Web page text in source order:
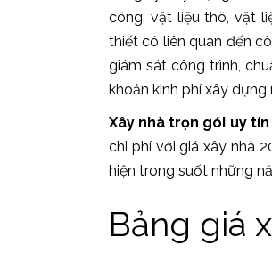
công, vật liệu thô, vật
thiết có liên quan đến
giám sát công trình,
khoản kinh phí xây dựng
Xây nhà trọn gói uy tín
chi phí với giá xây nhà
hiện trong suốt những
Bảng giá